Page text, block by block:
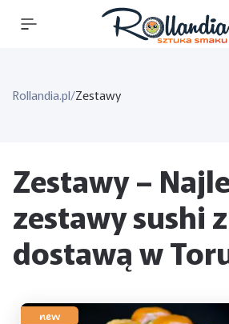
Rollandia.pl/Zestawy
Zestawy –
zestawy sushi z
dostawą w
new